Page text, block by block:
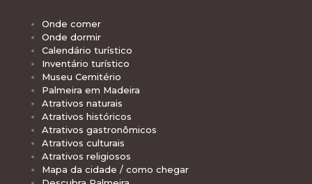
Onde comer
Onde dormir
Calendário turístico
Inventário turístico
Museu Cemitério
Palmeira em Madeira
Atrativos naturais
Atrativos históricos
Atrativos gastronômicos
Atrativos culturais
Atrativos religiosos
Mapa da cidade / como chegar